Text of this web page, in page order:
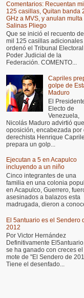
Comentarios: Recuentan mil
125 casillas, Quitan banda
GHz a MVS, y anulan multa
Salinas Pliego
Que se inició el recuento
mil 125 casillas adicionales
ordenó el Tribunal Electoral
Poder Judicial de la
Federación. COMENTO...
Capriles
golpe de
Maduro
El
Electo de
Venezuela,
Nicolás Maduro advirtió
oposición, encabezada por
derechista Henrique
prepara un golp...
Ejecutan a 5 en Acapulco
incluyendo a un niño
Cinco integrantes de una
familia en una colonia
en Acapulco, Guerrero,
asesinados a balazos esta
madrugada, dieron a
El 5antuario es el Sendero
2012
Por Victor Hernández
Definitivamente
se ha ganado con creces el
mote de "El Sendero de
Tiene el desenfado...